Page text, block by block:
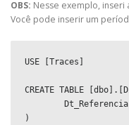
OBS: Nesse exemplo, inseri
Você pode inserir um
USE [Traces]
CREATE TABLE
)